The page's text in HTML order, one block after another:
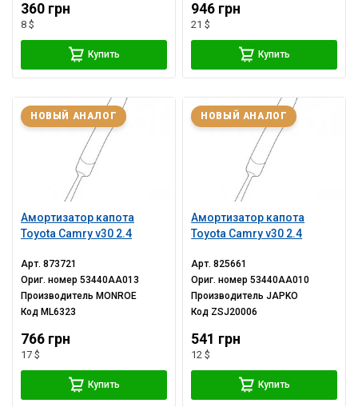
360 грн
8 $
Купить
946 грн
21 $
Купить
Амортизатор капота
Toyota Camry v30 2.4
НОВЫЙ АНАЛОГ
Арт.873721
Ориг. номер53440AA013
Производитель MONROE
Код ML6323
766 грн
17 $
Купить
Амортизатор капота
Toyota Camry v30 2.4
НОВЫЙ АНАЛОГ
Арт.825661
Ориг. номер53440AA010
ПроизводительJAPKO
Код ZSJ20006
541 грн
12 $
Купить